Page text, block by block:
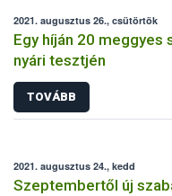
2021. augusztus 26., csütörtök
Egy híján 20
nyári tesztjén
TOVÁBB
2021. augusztus 24., kedd
Szeptembertől új